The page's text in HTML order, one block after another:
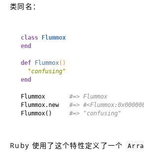
类同名：
class
Flummox
end
def Flummox()
"confusing"
end
Flummox #=> Flummox
Flummox.new #=>
Flummox() #=> "confusing"
Ruby 使用了这个特性定义了一个